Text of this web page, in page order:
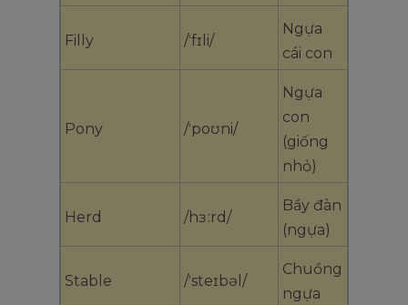
Filly /ˈfɪli/
Ngựa
cái con
Pony /ˈpoʊni/
Ngựa
con
(giống
nhỏ)
Herd /hɜːrd/
Bầy đàn
(ngựa)
Stable /ˈsteɪbəl/
Chuồng
ngựa